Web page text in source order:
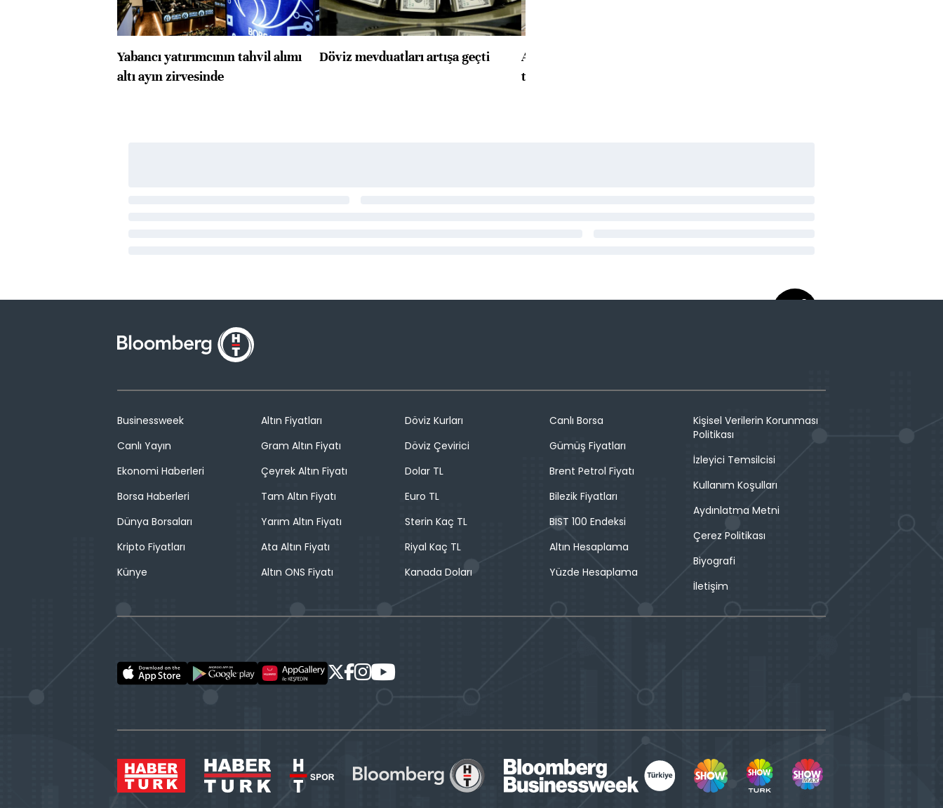
Yabancı yatırımcının tahvil alımı
altı ayın zirvesinde
Döviz mevduatları artışa geçti
ABD'de konut başlangıçları
toparlandı
Businessweek
Canlı Yayın
Ekonomi Haberleri
Borsa Haberleri
Dünya Borsaları
Kripto Fiyatları
Künye
Altın Fiyatları
Gram Altın Fiyatı
Çeyrek Altın Fiyatı
Tam Altın Fiyatı
Yarım Altın Fiyatı
Ata Altın Fiyatı
Altın ONS Fiyatı
Döviz Kurları
Döviz Çevirici
Dolar TL
Euro TL
Sterin Kaç TL
Riyal Kaç TL
Kanada Doları
Canlı Borsa
Gümüş Fiyatları
Brent Petrol Fiyatı
Bilezik Fiyatları
BIST 100 Endeksi
Altın Hesaplama
Yüzde Hesaplama
Kişisel Verilerin Korunması
Politikası
İzleyici Temsilcisi
Kullanım Koşulları
Aydınlatma Metni
Çerez Politikası
Biyografi
İletişim